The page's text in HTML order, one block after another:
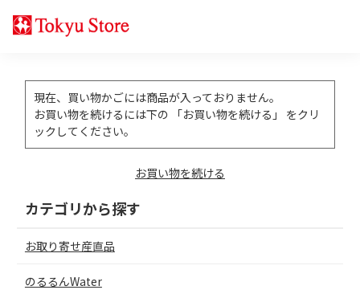
現在、買い物かごには商品が入っておりません。
お買い物を続けるには下の 「お買い物を続ける」 をクリ
ックしてください。
お買い物を続ける
カテゴリから探す
お取り寄せ産直品
のるるんWater